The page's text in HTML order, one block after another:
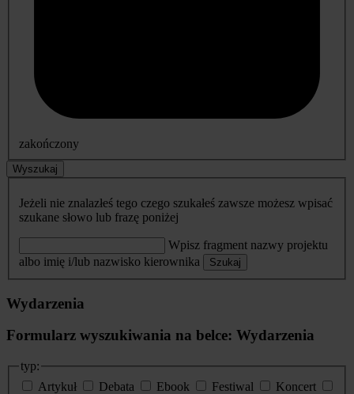
zakończony
Wyszukaj
Jeżeli nie znalazłeś tego czego szukałeś zawsze możesz wpisać
szukane słowo lub frazę poniżej
Wpisz fragment nazwy projektu
albo imię i/lub nazwisko kierownika
Szukaj
Wydarzenia
Formularz wyszukiwania na belce: Wydarzenia
typ:
Artykuł
Debata Ebook Festiwal
Koncert